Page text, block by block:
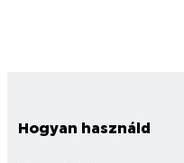
Hogyan használd